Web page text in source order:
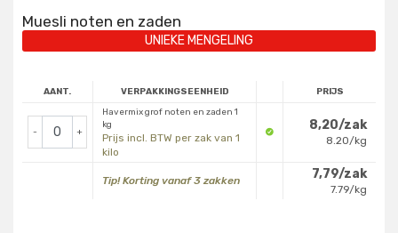
Muesli noten en zaden
UNIEKE MENGELING
AANT. VERPAKKINGSEENHEID PRIJS
- +
Havermix grof noten en zaden 1
kg
Prijs incl. BTW per zak van 1
kilo
8,20/zak
8.20/kg
Tip! Korting vanaf 3 zakken 7,79/zak
7.79/kg